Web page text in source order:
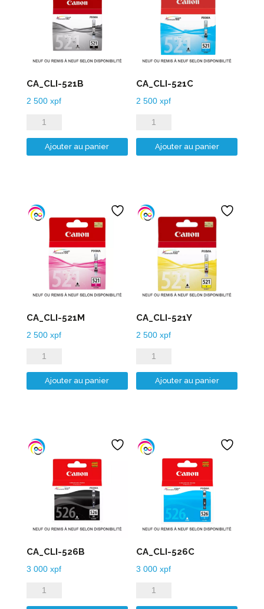
CA_CLI-521B
2 500 xpf
quantité
de
CA_CLI-
Ajouter au panier
CA_CLI-521C
2 500xpf
quantité
de
CA_CLI-
Ajouter au panier
CA_CLI-521M
2 500 xpf
quantité
de
CA_CLI-
Ajouter au panier
CA_CLI-521Y
2 500xpf
quantité
de
CA_CLI-
Ajouter au panier
CA_CLI-526B
3 000 xpf
quantité
de
CA_CLI-526C
3 000xpf
quantité
de